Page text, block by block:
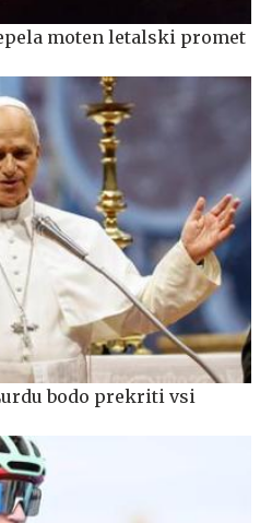
moten letalski promet
bodo prekriti vsi